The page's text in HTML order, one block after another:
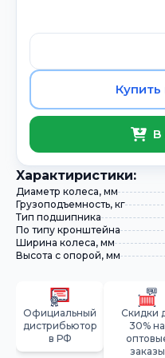
В
Xарактиристики:
Диаметр колеса, мм
Грузоподъемность, кг
Тип подшипника
По типу кронштейна
Ширина колеса, мм
Высота с опорой, мм
Официальный
дистрибьютор
в РФ
Скидки
30% на
заказы